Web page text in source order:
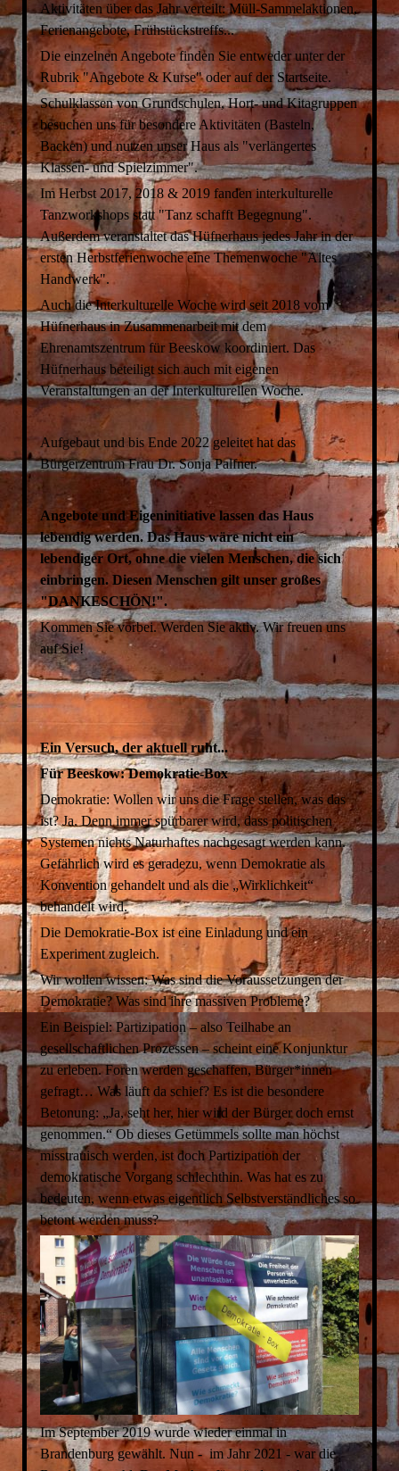
Aktivitäten über das Jahr verteilt: Müll-Sammelaktionen,
Ferienangebote, Frühstückstreffs...
Die einzelnen Angebote finden Sie entweder unter der
Rubrik "Angebote & Kurse" oder auf der Startseite.
Schulklassen von Grundschulen, Hort- und Kitagruppen
besuchen uns für besondere Aktivitäten (Basteln,
Backen) und nutzen unser Haus als "verlängertes
Klassen- und Spielzimmer".
Im Herbst 2017, 2018 & 2019 fanden interkulturelle
Tanzworkshops statt "Tanz schafft Begegnung".
Außerdem veranstaltet das Hüfnerhaus jedes Jahr in der
ersten Herbstferienwoche eine Themenwoche "Altes
Handwerk".
Auch die Interkulturelle Woche wird seit 2018 vom
Hüfnerhaus in Zusammenarbeit mit dem
Ehrenamtszentrum für Beeskow koordiniert. Das
Hüfnerhaus beteiligt sich auch mit eigenen
Veranstaltungen an der Interkulturellen Woche.
Aufgebaut und bis Ende 2022 geleitet hat das
Bürgerzentrum Frau Dr. Sonja Palfner.
Angebote und Eigeninitiative lassen das Haus
lebendig werden. Das Haus wäre nicht ein
lebendiger Ort, ohne die vielen Menschen, die sich
einbringen. Diesen Menschen gilt unser großes
"DANKESCHÖN!".
Kommen Sie vorbei. Werden Sie aktiv. Wir freuen uns
auf Sie!
Ein Versuch, der aktuell ruht...
Für Beeskow: Demokratie-Box
Demokratie: Wollen wir uns die Frage stellen, was das
ist? Ja. Denn immer spürbarer wird, dass politischen
Systemen nichts Naturhaftes nachgesagt werden kann.
Gefährlich wird es geradezu, wenn Demokratie als
Konvention gehandelt und als die „Wirklichkeit“
behandelt wird.
Die Demokratie-Box ist eine Einladung und ein
Experiment zugleich.
Wir wollen wissen: Was sind die Voraussetzungen der
Demokratie? Was sind ihre massiven Probleme?
Ein Beispiel: Partizipation – also Teilhabe an
gesellschaftlichen Prozessen – scheint eine Konjunktur
zu erleben. Foren werden geschaffen, Bürger*innen
gefragt… Was läuft da schief? Es ist die besondere
Betonung: „Ja, seht her, hier wird der Bürger doch ernst
genommen.“ Ob dieses Getümmels sollte man höchst
misstrauisch werden, ist doch Partizipation der
demokratische Vorgang schlechthin. Was hat es zu
bedeuten, wenn etwas eigentlich Selbstverständliches so
betont werden muss?
Im September 2019 wurde wieder einmal in
Brandenburg gewählt. Nun - im Jahr 2021 - war die